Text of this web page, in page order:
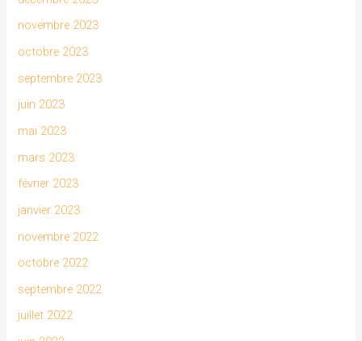
novembre 2023
octobre 2023
septembre 2023
juin 2023
mai 2023
mars 2023
février 2023
janvier 2023
novembre 2022
octobre 2022
septembre 2022
juillet 2022